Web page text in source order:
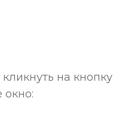
на кнопку
окно: